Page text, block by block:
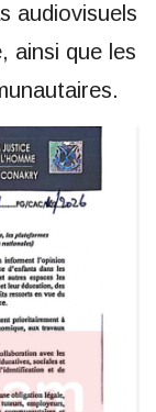
audiovisuels
ainsi que les